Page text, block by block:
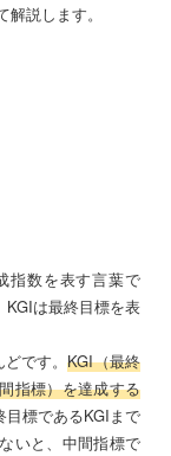
説します。
指数を表す言葉で
は最終目標を表
どです。KGI（最終
指標）を達成する
標であるKGIまで
いと、中間指標で